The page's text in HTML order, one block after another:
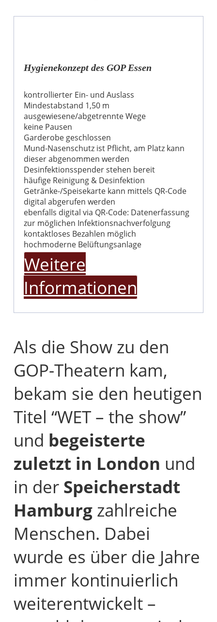
Hygienekonzept des GOP Essen
kontrollierter Ein- und Auslass
Mindestabstand 1,50 m
ausgewiesene/abgetrennte Wege
keine Pausen
Garderobe geschlossen
Mund-Nasenschutz ist Pflicht, am Platz kann
dieser abgenommen werden
Desinfektionsspender stehen bereit
häufige Reinigung & Desinfektion
Getränke-/Speisekarte kann mittels QR-Code
digital abgerufen werden
ebenfalls digital via QR-Code: Datenerfassung
zur möglichen Infektionsnachverfolgung
kontaktloses Bezahlen möglich
hochmoderne Belüftungsanlage
Weitere
Informationen
Als die Show zu den
GOP-Theatern kam,
bekam sie den heutigen
Titel “WET – the show”
und begeisterte
zuletzt in London und
in der Speicherstadt
Hamburg zahlreiche
Menschen. Dabei
wurde es über die Jahre
immer kontinuierlich
weiterentwickelt –